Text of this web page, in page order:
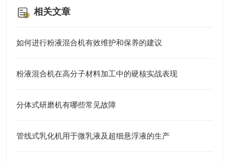
相关文章
如何进行粉液混合机有效维护和保养的建议
粉液混合机在高分子材料加工中的硬核实战表现
分体式研磨机有哪些常见故障
管线式乳化机用于微乳液及超细悬浮液的生产